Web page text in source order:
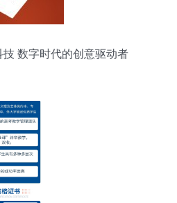
数字时代的创意驱动者